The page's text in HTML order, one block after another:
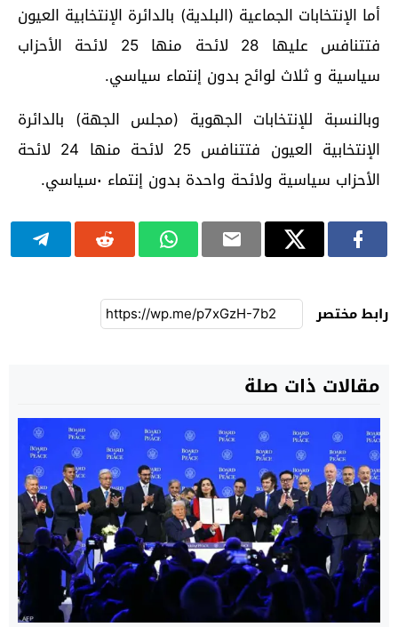
أما الإنتخابات الجماعية (البلدية) بالدائرة الإنتخابية العيون
فتتنافس عليها 28 لائحة منها 25 لائحة الأحزاب
سياسية و ثلاث لوائح بدون إنتماء سياسي.
وبالنسبة للإنتخابات الجهوية (مجلس الجهة) بالدائرة
الإنتخابية العيون فتتنافس 25 لائحة منها 24 لائحة
الأحزاب سياسية ولائحة واحدة بدون إنتماء ٠سياسي.
رابط مختصر
مقالات ذات صلة